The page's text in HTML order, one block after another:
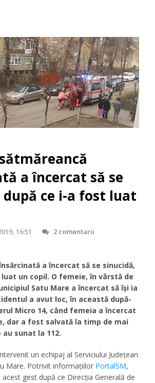
a încercat să se
după ce i-a fost luat
16:51 2 comentarii
a încercat să se sinucidă,
un copil. O femeie, în vârstă de
Satu Mare a încercat să își ia
a avut loc, în această după-
Micro 14, când femeia a încercat
dar a fost salvată la timp de mai
sunat la 112.
un echipaj al Serviciului Județean
Mare. Potrivit informațiilor PortalSM,
gest după ce Direcția Generală de